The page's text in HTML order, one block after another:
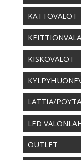
KATTOVALOT
KISKOVALOT
LATTIA/
LED
OUTLET